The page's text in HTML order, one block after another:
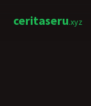
ceritaseru.xyz